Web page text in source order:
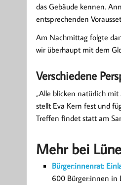
das Gebäude kennen.
entsprechenden
Am Nachmittag folgte
wir überhaupt mit dem
Verschiedene
„Alle blicken natürlich mit
stellt Eva Kern fest und
Treffen findet statt am
Mehr bei
Bürger:innenrat:
600 Bürger:innen in